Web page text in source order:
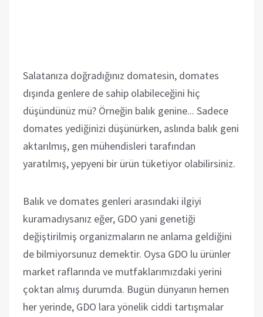
Salatanıza doğradığınız domatesin, domates
dışında genlere de sahip olabileceğini hiç
düşündünüz mü? Örneğin balık genine... Sadece
domates yediğinizi düşünürken, aslında balık geni
aktarılmış, gen mühendisleri tarafından
yaratılmış, yepyeni bir ürün tüketiyor olabilirsiniz.
Balık ve domates genleri arasındaki ilgiyi
kuramadıysanız eğer, GDO yani genetiği
değiştirilmiş organizmaların ne anlama geldiğini
de bilmiyorsunuz demektir. Oysa GDO lu ürünler
market raflarında ve mutfaklarımızdaki yerini
çoktan almış durumda. Bugün dünyanın hemen
her yerinde, GDO lara yönelik ciddi tartışmalar